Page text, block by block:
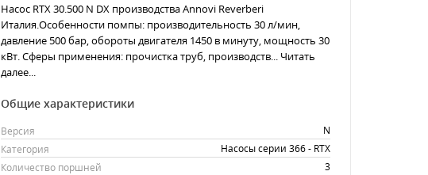
Насос RTX 30.500 N DX производства Annovi Reverberi
Италия.Особенности помпы: производительность 30 л/мин,
давление 500 бар, обороты двигателя 1450 в минуту, мощность 30
кВт. Сферы применения: прочистка труб, производств... Читать
далее...
Общие характеристики
Версия
N
Категория
Насосы серии 366 - RTX
Количество поршней
3